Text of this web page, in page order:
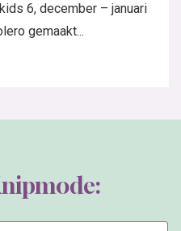
6, december – januari
gemaakt...